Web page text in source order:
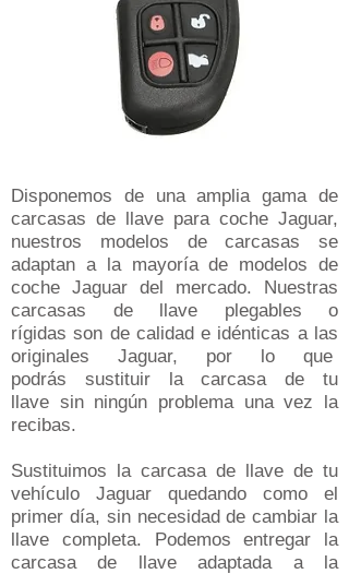
Disponemos de una amplia gama de
carcasas de llave para coche Jaguar,
nuestros modelos de carcasas se
adaptan a la mayoría de modelos de
coche Jaguar del mercado​. Nuestras
carcasas de llave plegables o
rígidas son de calidad e idénticas a las
originales Jaguar, por lo que
podrás sustituir la carcasa de tu
llave sin ningún problema una vez la
recibas.
Sustituimos la carcasa de llave de tu
vehículo Jaguar quedando como el
primer día, sin necesidad de cambiar la
llave completa​. Podemos entregar la
carcasa de llave adaptada a la